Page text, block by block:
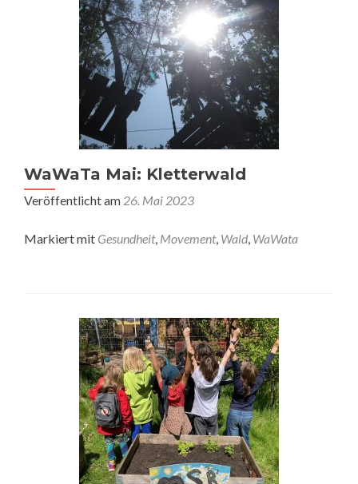
WaWaTa Mai: Kletterwald
Veröffentlicht am 26. Mai 2023
Markiert mit Gesundheit, Movement, Wald, WaWata